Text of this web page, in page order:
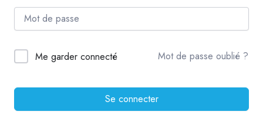
Me garder connecté Mot de passe oublié ?
Se connecter